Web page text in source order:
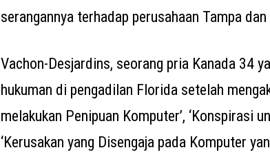
serangannya terhadap perusahaan Tampa
Vachon-Desjardins, seorang pria Kanada 34
hukuman di pengadilan Florida setelah
melakukan Penipuan Komputer’, ‘Konspirasi
‘Kerusakan yang Disengaja pada Komputer